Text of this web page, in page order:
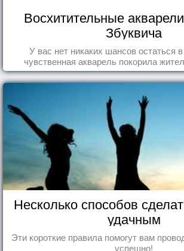
Восхитительные
Збуквича
У вас нет никаких шансов остаться
чувственная акварель покорила
Несколько способов
удачным
Эти короткие правила помогут вам
успешно!